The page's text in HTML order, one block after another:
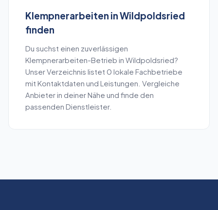
Klempnerarbeiten inWildpoldsried
finden
Du suchst einen zuverlässigen
Klempnerarbeiten-Betrieb in Wildpoldsried?
Unser Verzeichnis listet 0 lokale Fachbetriebe
mit Kontaktdaten und Leistungen. Vergleiche
Anbieter in deiner Nähe und finde den
passenden Dienstleister.